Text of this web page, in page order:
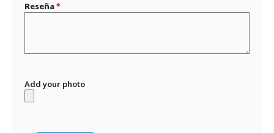
Reseña
Add your photo